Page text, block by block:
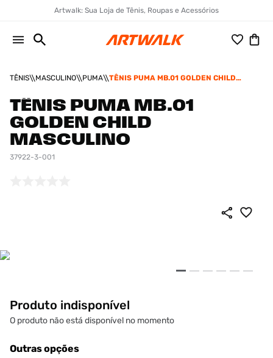
Artwalk: Sua Loja de Tênis, Roupas e Acessórios
TÊNIS MASCULINO PUMA
TÊNIS PUMA MB.01 GOLDEN CHILD
TÊNIS PUMA MB.01
GOLDEN CHILD
MASCULINO
37922-3-001
Produto indisponível
O produto não está disponível no momento
Outras opções